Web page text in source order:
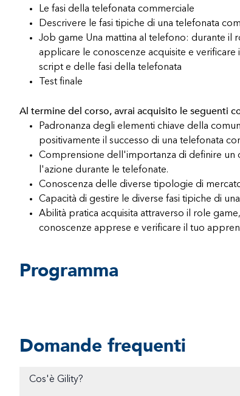
Le fasi della telefonata commerciale
Descrivere le fasi tipiche di una telefonata
Job game Una mattina al telefono: durante il
applicare le conoscenze acquisite e
script e delle fasi della telefonata
Test finale
Al termine del corso, avrai acquisito le seguenti
Padronanza degli elementi chiave della
positivamente il successo di una telefonata
Comprensione dell'importanza di definire
l'azione durante le telefonate.
Conoscenza delle diverse tipologie di
Capacità di gestire le diverse fasi tipiche di
Abilità pratica acquisita attraverso il role
conoscenze apprese e verificare il tuo
Programma
Domande frequenti
Cos'è Gility?